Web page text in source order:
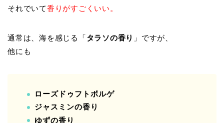
それでいて香りがすごくいい。
通常は、海を感じる「タラソの香り 」ですが、
他にも
ローズドゥフトボルゲ
ジャスミンの香り
ゆずの香り